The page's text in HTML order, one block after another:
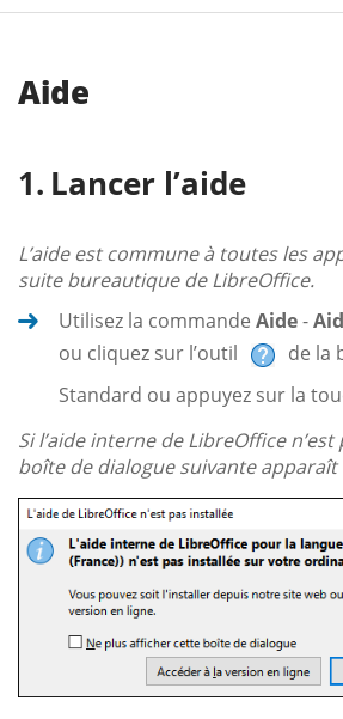
Aide
Lancer l’aide
L’aide est commune à toutes les
suite bureautique de LibreOffice.
Utilisez la commande Aide-
ou cliquez sur l’outil
de la
Standard ou appuyez sur la
Si l’aide interne de LibreOffice
boîte de dialogue suivante apparaît